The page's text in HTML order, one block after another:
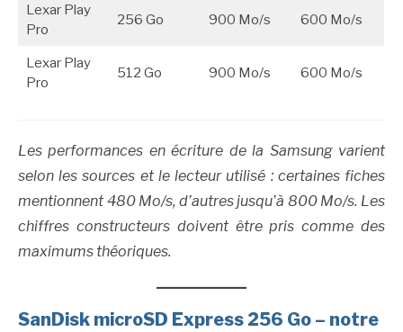
Lexar Play
Pro
256 Go 900 Mo/s 600 Mo/s
Lexar Play
Pro
512 Go 900 Mo/s 600 Mo/s
Les performances en écriture de la Samsung varient
selon les sources et le lecteur utilisé : certaines fiches
mentionnent 480 Mo/s, d’autres jusqu’à 800 Mo/s. Les
chiffres constructeurs doivent être pris comme des
maximums théoriques.
SanDisk microSD Express 256 Go – notre